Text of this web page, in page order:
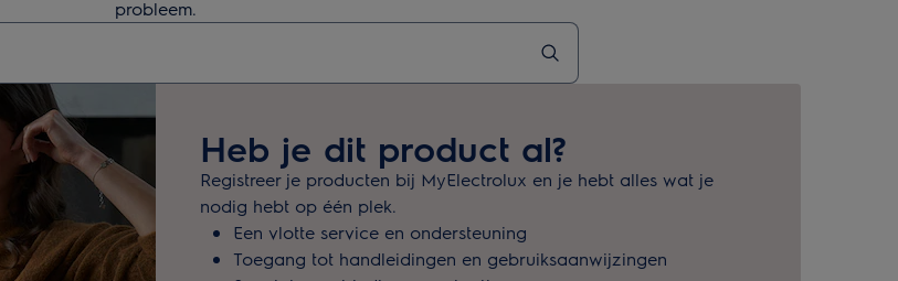
probleem.
Heb je dit product al?
Registreer je producten bij MyElectrolux en je hebt alles wat je
nodig hebt op één plek.
Een vlotte service en ondersteuning
Toegang tot handleidingen en gebruiksaanwijzingen